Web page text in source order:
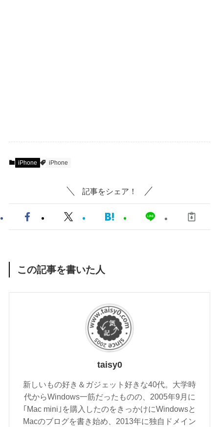
iPhone iPhone
記事をシェア！
この記事を書いた人
taisy0
新しいもの好き＆ガジェット好きな40代。大学時
代からWindows一筋だったものの、2005年9月に
｢Mac mini｣を購入したのをきっかけにWindowsと
Macのブログを書き始め、2013年に独自ドメイン